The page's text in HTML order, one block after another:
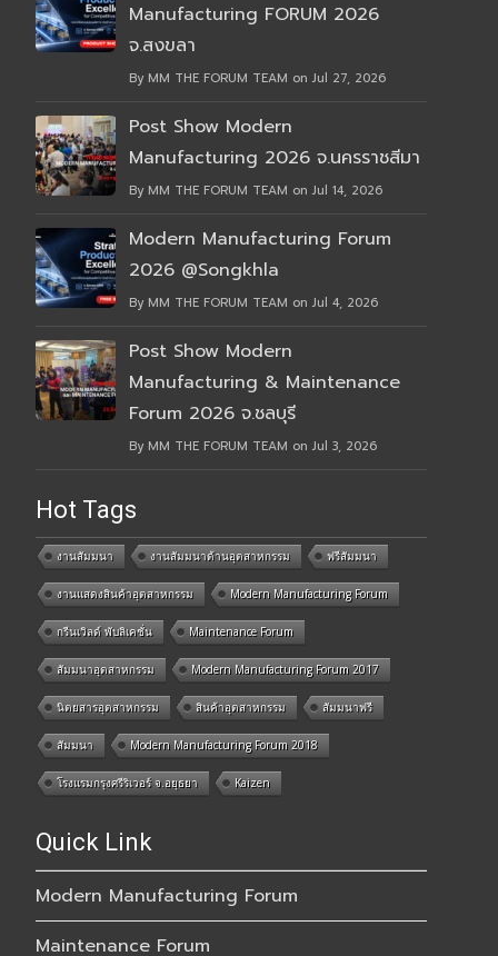
Manufacturing FORUM 2026
จ.สงขลา
By MM THE FORUM TEAM on Jul 27, 2026
Post Show Modern
Manufacturing 2026 จ.นครราชสีมา
By MM THE FORUM TEAM on Jul 14, 2026
Modern Manufacturing Forum
2026 @Songkhla
By MM THE FORUM TEAM on Jul 4, 2026
Post Show Modern
Manufacturing & Maintenance
Forum 2026 จ.ชลบุรี
By MM THE FORUM TEAM on Jul 3, 2026
Hot Tags
งานสัมมนา งานสัมมนาด้านอุตสาหกรรม ฟรีสัมมนา
งานแสดงสินค้าอุตสาหกรรม Modern Manufacturing Forum
กรีนเวิลด์ พับลิเคชั่น Maintenance Forum
สัมมนาอุตสาหกรรม Modern Manufacturing Forum 2017
นิตยสารอุตสาหกรรม สินค้าอุตสาหกรรม สัมมนาฟรี
สัมมนา Modern Manufacturing Forum 2018
โรงแรมกรุงศรีริเวอร์ จ.อยุธยา Kaizen
Quick Link
Modern Manufacturing Forum
Maintenance Forum